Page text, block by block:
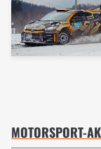
MOTORSPORT-